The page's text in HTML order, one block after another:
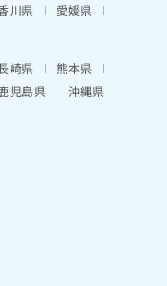
川県
愛媛県
崎県
熊本県
児島県 沖縄県